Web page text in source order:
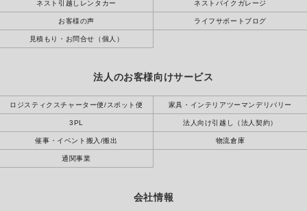
ネスト引越しレンタカー ネストバイクガレージ
お客様の声 ライフサポートブログ
見積もり・お問合せ（個人）
法人のお客様向けサービス
ロジスティクスチャーター便/スポット便 家具・インテリアツーマンデリバリー
3PL 法人向け引越し（法人契約）
催事・イベント搬入/搬出 物流倉庫
通関事業
会社情報